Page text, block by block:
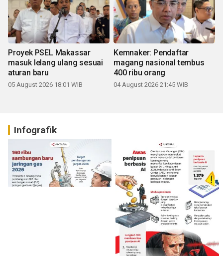
Proyek PSEL Makassar
masuk lelang ulang sesuai
aturan baru
05 August 2026 18:01 WIB
Kemnaker: Pendaftar
magang nasional tembus
400 ribu orang
04 August 2026 21:45 WIB
Infografik